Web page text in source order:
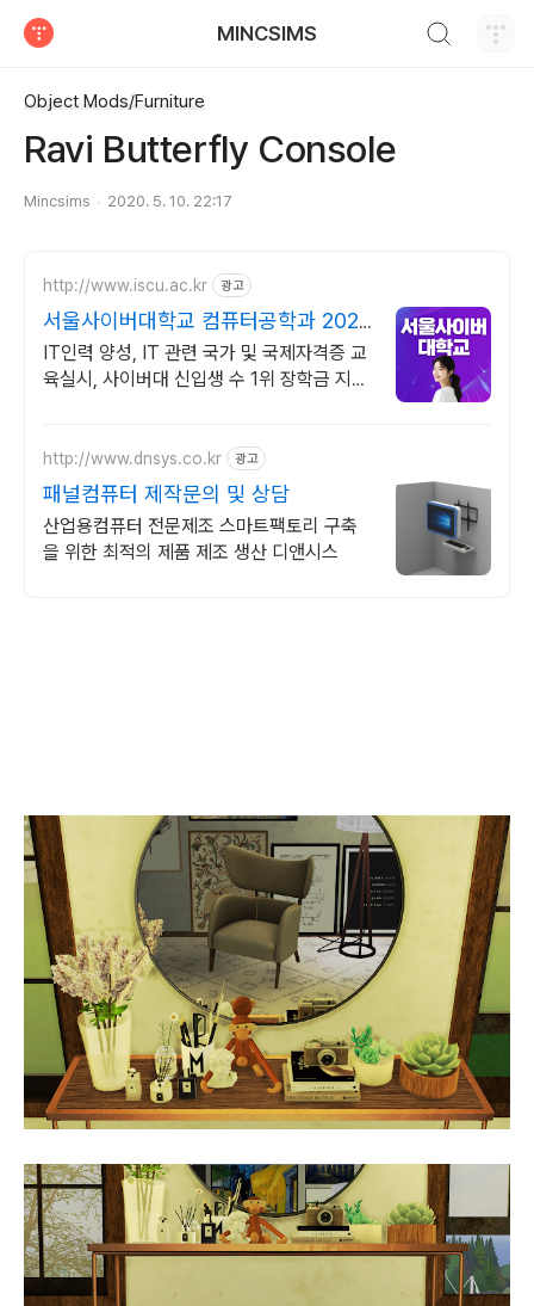
MINCSIMS
Object Mods/Furniture
Ravi Butterfly Console
Mincsims 2020. 5. 10. 22:17
http://www.iscu.ac.kr 광고
서울사이버대학교 컴퓨터공학과 2026
가을학기 신편입생
IT인력 양성, IT 관련 국가 및 국제자격증 교
육실시, 사이버대 신입생 수 1위 장학금 지급
http://www.dnsys.co.kr 광고
패널컴퓨터 제작문의 및 상담
산업용컴퓨터 전문제조 스마트팩토리 구축
을 위한 최적의 제품 제조 생산 디앤시스